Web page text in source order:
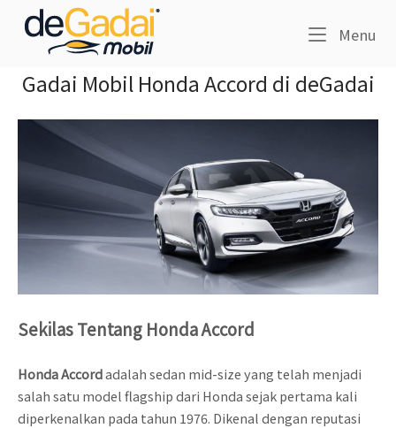
content
Home
Menu
Gadai Mobil Honda Accord di deGadai
Sekilas Tentang Honda Accord
Honda Accordadalah sedan mid-size yang telah menjadi
salah satu model flagship dari Honda sejak pertama kali
diperkenalkan pada tahun 1976. Dikenal dengan reputasi